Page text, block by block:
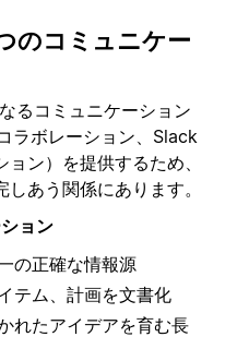
のコミュニケー
るコミュニケーション
ラボレーション、Slack
ン）を提供するため、
あう関係にあります。
ョン
の正確な情報源
テム、計画を文書化
れたアイデアを育む長